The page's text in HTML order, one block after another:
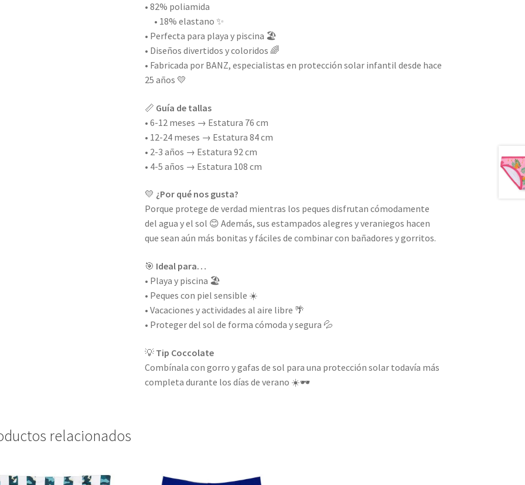
• 82% poliamida
• 18% elastano ✨
• Perfecta para playa y piscina 🏖️
• Diseños divertidos y coloridos 🌈
• Fabricada por BANZ, especialistas en protección solar infantil desde hace
25 años 💛
📏 Guía de tallas
• 6-12 meses → Estatura 76 cm
• 12-24 meses → Estatura 84 cm
• 2-3 años → Estatura 92 cm
• 4-5 años → Estatura 108 cm
💛 ¿Por qué nos gusta?
Porque protege de verdad mientras los peques disfrutan cómodamente
del agua y el sol 😊 Además, sus estampados alegres y veraniegos hacen
que sean aún más bonitas y fáciles de combinar con bañadores y gorritos.
🎯 Ideal para…
• Playa y piscina 🏖️
• Peques con piel sensible ☀️
• Vacaciones y actividades al aire libre 🌴
• Proteger del sol de forma cómoda y segura 💦
💡 Tip Coccolate
Combínala con gorro y gafas de sol para una protección solar todavía más
completa durante los días de verano ☀️🕶️
relacionados